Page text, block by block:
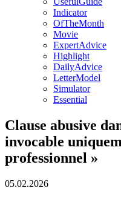
Indicator
OfTheMonth
Movie
ExpertAdvice
Highlight
DailyAdvice
LetterModel
Simulator
Essential
Clause abusive
invocable
professionnel »
05.02.2026